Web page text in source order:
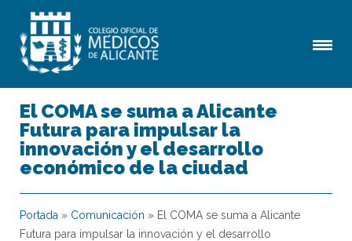
El COMA se suma a Alicante
Futura para impulsar la
innovación y el desarrollo
económico de la ciudad
Portada » Comunicación » El COMA se suma a Alicante
Futura para impulsar la innovación y el desarrollo